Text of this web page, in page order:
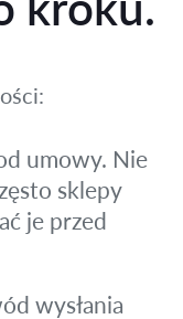
umowy. Nie
sklepy
je przed
wysłania